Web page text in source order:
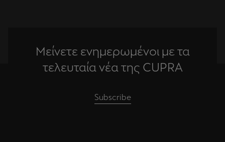
Μείνετε ενημερωμένοι με τα
τελευταία νέα της CUPRA
Subscribe